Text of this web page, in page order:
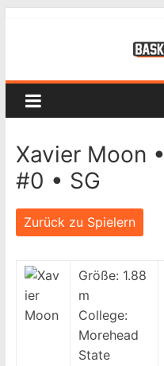
Xavier Moon •
#0 • SG
Zurück zu Spielern
Größe: 1.88
m
College:
Morehead
State